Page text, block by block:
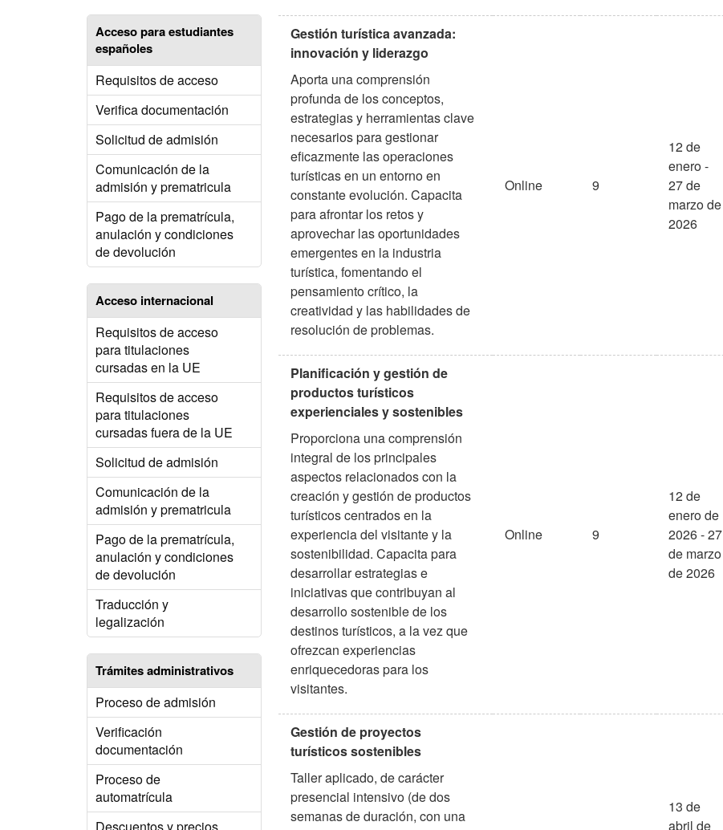
Acceso para estudiantes
españoles
Requisitos de acceso
Verifica documentación
Solicitud de admisión
Comunicación de la
admisión y prematricula
Pago de la prematrícula,
anulación y condiciones
de devolución
Acceso internacional
Requisitos de acceso
para titulaciones
cursadas en la UE
Requisitos de acceso
para titulaciones
cursadas fuera de la UE
Solicitud de admisión
Comunicación de la
admisión y prematricula
Pago de la prematrícula,
anulación y condiciones
de devolución
Traducción y
legalización
Trámites administrativos
Proceso de admisión
Verificación
documentación
Proceso de
automatrícula
Gestión turística avanzada:
innovación y liderazgo
Aporta una comprensión
profunda de los conceptos,
estrategias y herramientas clave
necesarios para gestionar
eficazmente las operaciones
turísticas en un entorno en
constante evolución. Capacita
para afrontar los retos y
aprovechar las oportunidades
emergentes en la industria
turística, fomentando el
pensamiento crítico, la
creatividad y las habilidades de
resolución de problemas.
Online 9
12 de
enero -
27 de
marzo de
2026
Planificación y gestión de
productos turísticos
experienciales y sostenibles
Proporciona una comprensión
integral de los principales
aspectos relacionados con la
creación y gestión de productos
turísticos centrados en la
experiencia del visitante y la
sostenibilidad. Capacita para
desarrollar estrategias e
iniciativas que contribuyan al
desarrollo sostenible de los
destinos turísticos, a la vez que
ofrezcan experiencias
enriquecedoras para los
visitantes.
Online 9
12 de
enero de
2026 - 27
de marzo
de 2026
Gestión de proyectos
turísticos sostenibles
Taller aplicado, de carácter
presencial intensivo (de dos
semanas de duración, con una
13 de
abril de